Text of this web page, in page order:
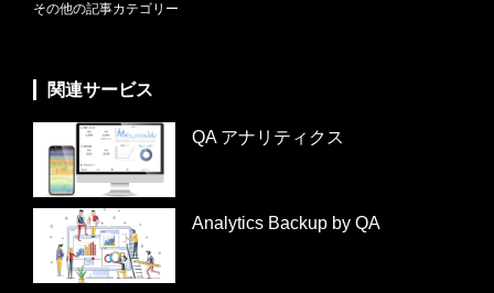
その他の記事カテゴリー
関連サービス
QA アナリティクス
Analytics Backup by QA